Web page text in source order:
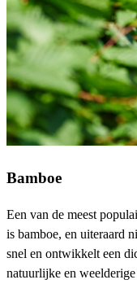
Bamboe
Een van de meest
is bamboe, en uiteraard
snel en ontwikkelt een
natuurlijke en